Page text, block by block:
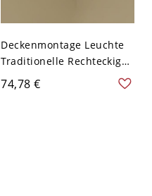
Deckenmontage Leuchte
Traditionelle Rechteckige
Stoff Halbflächenmontage
Deckenleuchte - Kupfer
74,78 €